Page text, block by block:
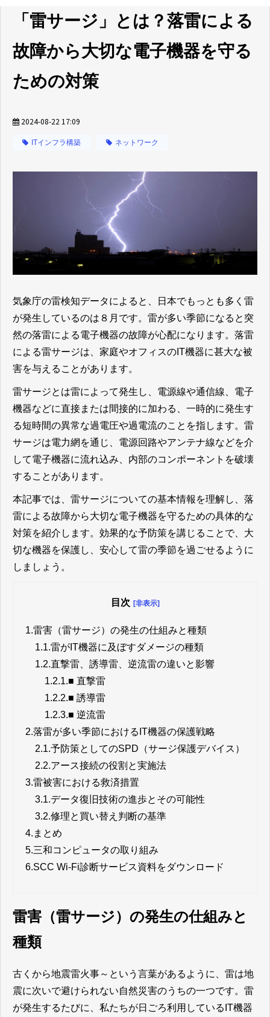
「雷サージ」とは？落雷による
故障から大切な電子機器を守る
ための対策
2024-08-22 17:09
ITインフラ構築 ネットワーク
気象庁の雷検知データによると、日本でもっとも多く雷
が発生しているのは８月です。雷が多い季節になると突
然の落雷による電子機器の故障が心配になります。落雷
による雷サージは、家庭やオフィスのIT機器に甚大な被
害を与えることがあります。
雷サージとは雷によって発生し、電源線や通信線、電子
機器などに直接または間接的に加わる、一時的に発生す
る短時間の異常な過電圧や過電流のことを指します。雷
サージは電力網を通じ、電源回路やアンテナ線などを介
して電子機器に流れ込み、内部のコンポーネントを破壊
することがあります。
本記事では、雷サージについての基本情報を理解し、落
雷による故障から大切な電子機器を守るための具体的な
対策を紹介します。効果的な予防策を講じることで、大
切な機器を保護し、安心して雷の季節を過ごせるように
しましょう。
目次 [非表示]
1.雷害（雷サージ）の発生の仕組みと種類
1.1.雷がIT機器に及ぼすダメージの種類
1.2.直撃雷、誘導雷、逆流雷の違いと影響
1.2.1.■ 直撃雷
1.2.2.■ 誘導雷
1.2.3.■ 逆流雷
2.落雷が多い季節におけるIT機器の保護戦略
2.1.予防策としてのSPD（サージ保護デバイス）
2.2.アース接続の役割と実施法
3.雷被害における救済措置
3.1.データ復旧技術の進歩とその可能性
3.2.修理と買い替え判断の基準
4. まとめ
5.三和コンピュータの取り組み
6.SCC Wi-Fi診断サービス資料をダウンロード
雷害（雷サージ）の発生の仕組みと
種類
古くから地震雷火事～という言葉があるように、雷は地
震に次いで避けられない自然災害のうちの一つです。雷
が発生するたびに、私たちが日ごろ利用しているIT機器